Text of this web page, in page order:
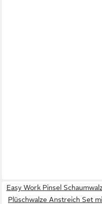
Easy Work Pinsel
Plüschwalze Anstreich Set